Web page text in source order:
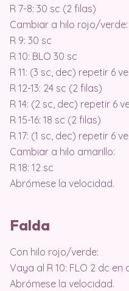
R 7-8: 30 sc (2 filas)
Cambiar a hilo rojo/verde:
R 9: 30 sc
R 10: BLO 30 sc
R 11: (3 sc, dec) repetir 6
R 12-13: 24 sc (2 filas)
R 14: (2 sc, dec) repetir 6
R 15-16: 18 sc (2 filas)
R 17: (1 sc, dec) repetir 6
Cambiar a hilo amarillo:
R 18: 12 sc
Abrómese la velocidad.
Falda
Con hilo rojo/verde:
Vaya al R 10: FLO 2 dc
Abrómese la velocidad.